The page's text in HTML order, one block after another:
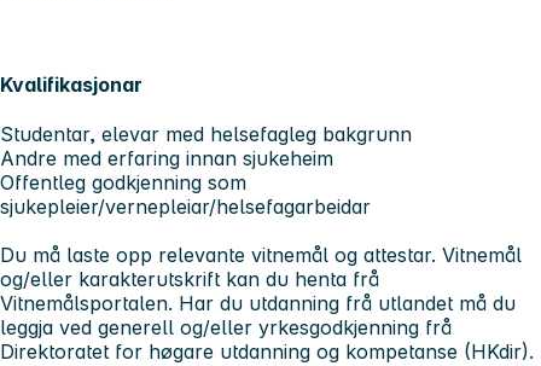
Kvalifikasjonar
Studentar, elevar med helsefagleg bakgrunn
Andre med erfaring innan sjukeheim
Offentleg godkjenning som
sjukepleier/vernepleiar/helsefagarbeidar
Du må laste opp relevante vitnemål og attestar. Vitnemål
og/eller karakterutskrift kan du henta frå
Vitnemålsportalen. Har du utdanning frå utlandet må du
leggja ved generell og/eller yrkesgodkjenning frå
Direktoratet for høgare utdanning og kompetanse (HKdir).